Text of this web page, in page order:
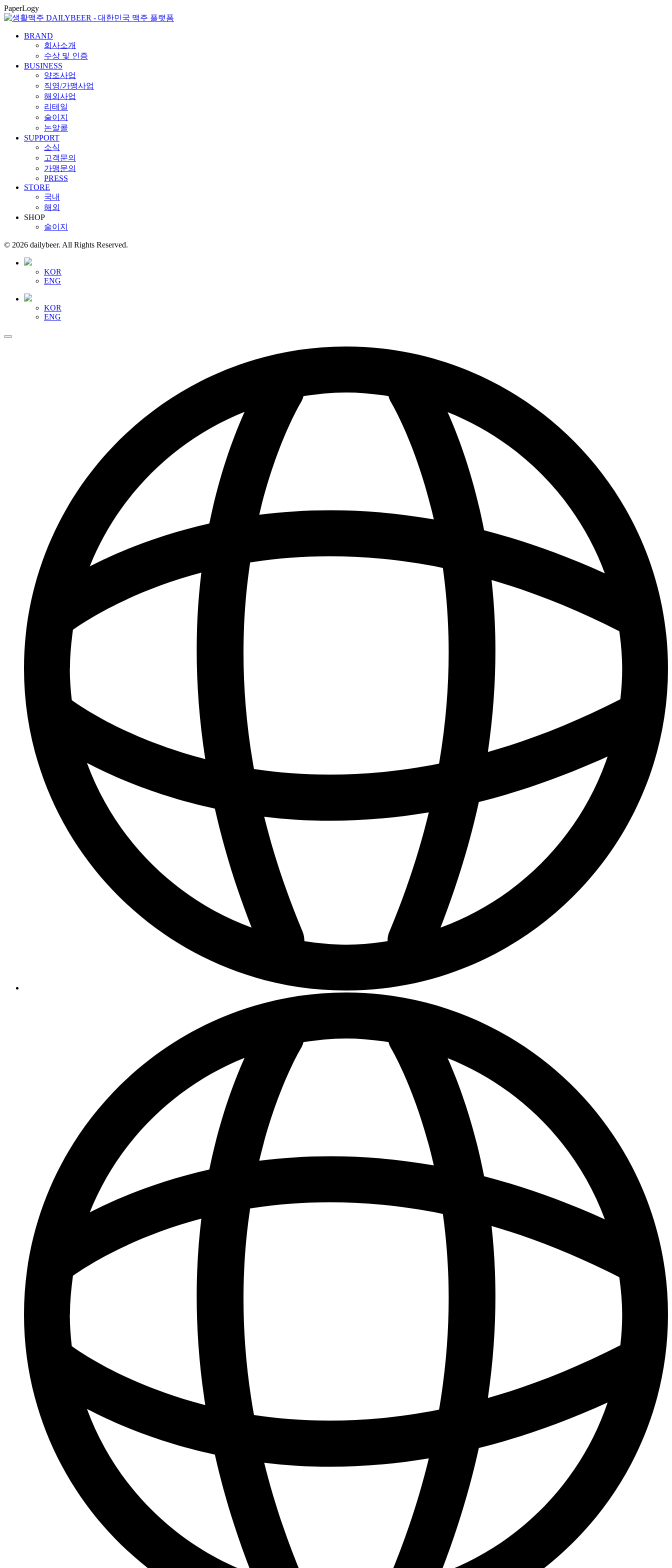
콘
텐
PaperLogy
BRAND
회사소개
수상 및 인증
BUSINESS
양조사업
직영/가맹사업
해외사업
리테일
술이지
논알콜
SUPPORT
소식
고객문의
가맹문의
PRESS
STORE
국내
해외
SHOP
술이지
© 2026 dailybeer. All Rights Reserved.
KOR
ENG
KOR
ENG